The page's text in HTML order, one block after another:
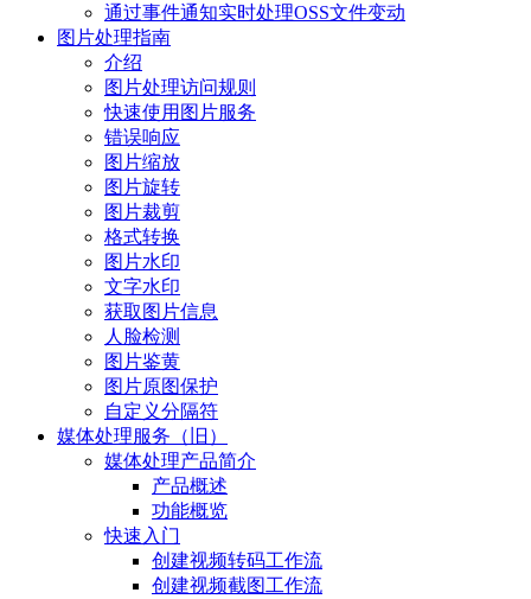
通过事件通知实时处理OSS文件变动
图片处理指南
介绍
图片处理访问规则
快速使用图片服务
错误响应
图片缩放
图片旋转
图片裁剪
格式转换
图片水印
文字水印
获取图片信息
人脸检测
图片鉴黄
图片原图保护
自定义分隔符
媒体处理服务（旧）
媒体处理产品简介
产品概述
功能概览
快速入门
创建视频转码工作流
创建视频截图工作流